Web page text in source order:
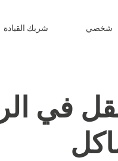
شخصي شريك القيادة
في